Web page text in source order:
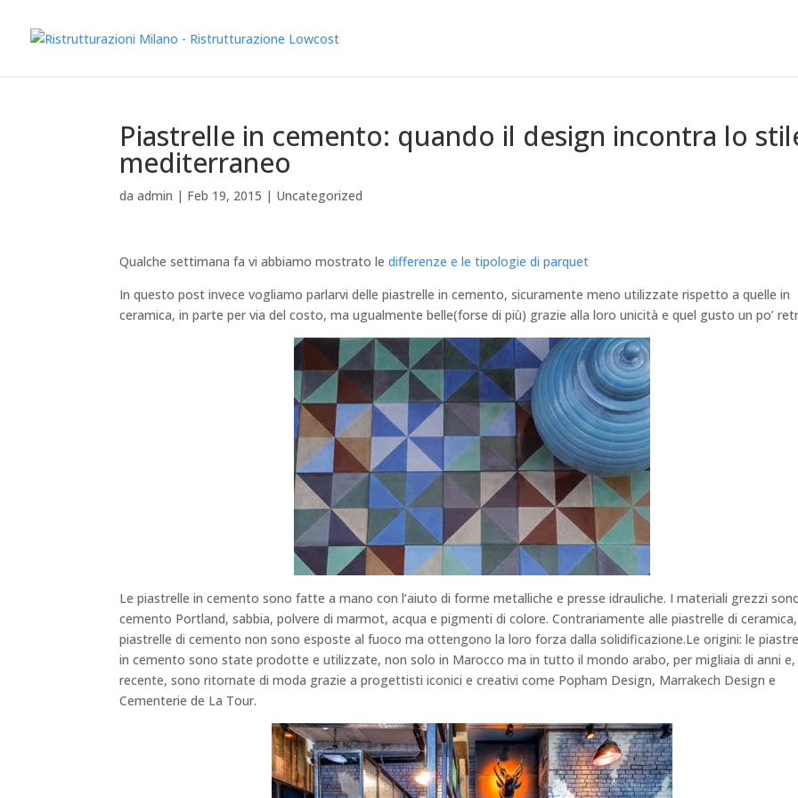
Piastrelle in cemento: quando il design incontra lo
mediterraneo
daadmin | Feb 19, 2015 | Uncategorized
Qualche settimana fa vi abbiamo mostrato ledifferenze e le tipologie di parquet
In questo post invece vogliamo parlarvi delle piastrelle in cemento, sicuramente meno utilizzate rispetto a quelle in
ceramica, in parte per via del costo, ma ugualmente belle(forse di più) grazie alla loro unicità e quel gusto un po’
Le piastrelle in cemento sono fatte a mano con l’aiuto di forme metalliche e presse idrauliche. I materiali grezzi
cemento Portland, sabbia, polvere di marmot, acqua e pigmenti di colore. Contrariamente alle piastrelle di
piastrelle di cemento non sono esposte al fuoco ma ottengono la loro forza dalla solidificazione.Le origini: le
in cemento sono state prodotte e utilizzate, non solo in Marocco ma in tutto il mondo arabo, per migliaia di anni e,
recente, sono ritornate di moda grazie a progettisti iconici e creativi come Popham Design, Marrakech Design e
Cementerie de La Tour.